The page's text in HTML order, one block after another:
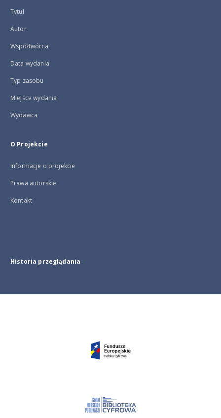
Tytuł
Autor
Współtwórca
Data wydania
Typ zasobu
Miejsce wydania
Wydawca
O Projekcie
Informacje o projekcie
Prawa autorskie
Kontakt
Historia przeglądania